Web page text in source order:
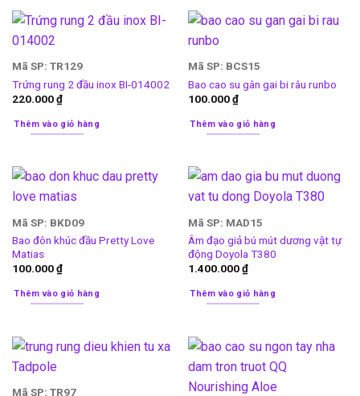
Mã SP: TR129
Trứng rung 2 đầu inox BI-014002
220.000₫
Thêm vào giỏ hàng
Mã SP: BCS15
Bao cao su gân gai bi râu runbo
100.000₫
Thêm vào giỏ hàng
Mã SP: BKD09
Bao đôn khúc đầu Pretty Love
Matias
100.000₫
Thêm vào giỏ hàng
Mã SP: MAD15
Âm đạo giả bú mút dương vật tự
động Doyola T380
1.400.000₫
Thêm vào giỏ hàng
Mã SP: TR97